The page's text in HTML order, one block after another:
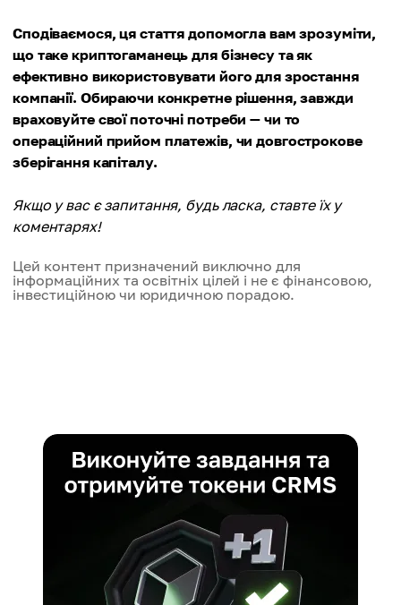
Сподіваємося, ця стаття допомогла вам зрозуміти,
що таке криптогаманець для бізнесу та як
ефективно використовувати його для зростання
компанії. Обираючи конкретне рішення, завжди
враховуйте свої поточні потреби — чи то
операційний прийом платежів, чи довгострокове
зберігання капіталу.
Якщо у вас є запитання, будь ласка, ставте їх у
коментарях!
Цей контент призначений виключно для
інформаційних та освітніх цілей і не є фінансовою,
інвестиційною чи юридичною порадою.